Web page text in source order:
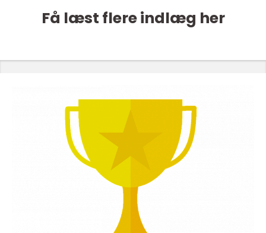
Få læst flere indlæg her